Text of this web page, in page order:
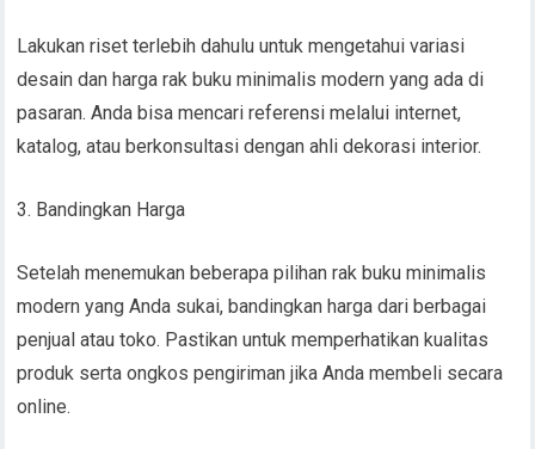
Lakukan riset terlebih dahulu untuk mengetahui variasi
desain dan harga rak buku minimalis modern yang ada di
pasaran. Anda bisa mencari referensi melalui internet,
katalog, atau berkonsultasi dengan ahli dekorasi interior.
3. Bandingkan Harga
Setelah menemukan beberapa pilihan rak buku minimalis
modern yang Anda sukai, bandingkan harga dari berbagai
penjual atau toko. Pastikan untuk memperhatikan kualitas
produk serta ongkos pengiriman jika Anda membeli secara
online.